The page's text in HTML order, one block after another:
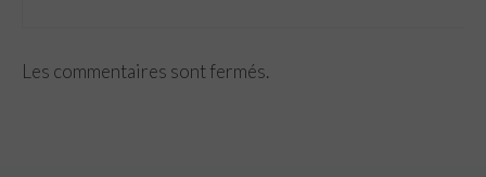
Les commentaires sont fermés.